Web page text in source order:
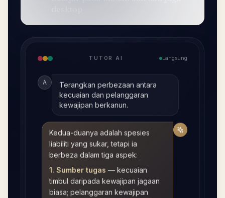
TUTOR AI Langsung
A
Terangkan perbezaan antara
kecuaian dan pelanggaran
kewajipan berkanun.
Kedua-duanya adalah spesies
liabiliti yang sukar, tetapi ia
berbeza dalam tiga aspek:
1. Sumber tugas — kecuaian
timbul daripada kewajipan jagaan
biasa; pelanggaran kewajipan